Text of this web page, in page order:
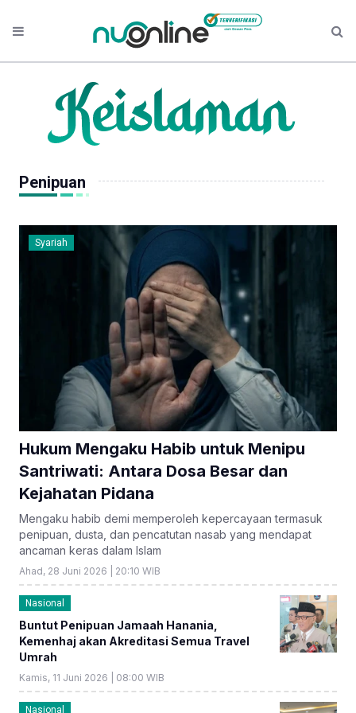
Penipuan
Syariah
Hukum Mengaku Habib untuk Menipu
Santriwati: Antara Dosa Besar dan
Kejahatan Pidana
Mengaku habib demi memperoleh kepercayaan termasuk
penipuan, dusta, dan pencatutan nasab yang mendapat
ancaman keras dalam Islam
Ahad, 28 Juni 2026 | 20:10 WIB
Nasional
Buntut Penipuan Jamaah Hanania,
Kemenhaj akan Akreditasi Semua Travel
Umrah
Kamis, 11 Juni 2026 | 08:00 WIB
Nasional